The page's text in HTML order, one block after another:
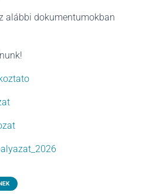
alábbi dokumentumokban